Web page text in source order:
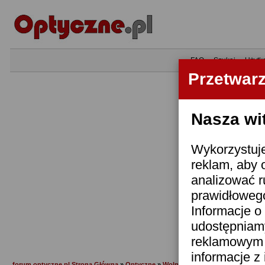
Nasza
reklam, aby
analizować
Informacje
informacje z
•FAQ•Szukaj•